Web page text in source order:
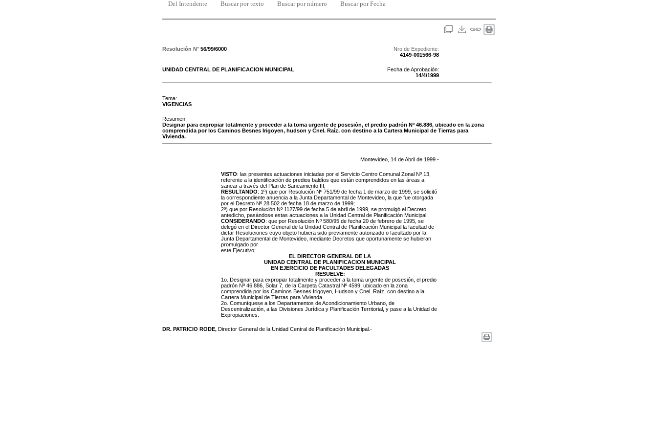
Del Intendente Buscar por texto Buscar por número Buscar por Fecha
Resolución N° 56/99/6000
Nro de Expediente:
4149-001566-98
UNIDAD CENTRAL DE PLANIFICACION MUNICIPAL
Fecha de Aprobación:
14/4/1999
Tema:
VIGENCIAS
Resumen:
Designar para expropiar totalmente y proceder a la toma urgente de posesión, el predio padrón Nº 46.886, ubicado en la zona
comprendida por los Caminos Besnes Irigoyen, hudson y Cnel. Raíz, con destino a la Cartera Municipal de Tierras para
Vivienda.
Montevideo, 14 deAbril de 1999 .-
VISTO: las presentes actuaciones iniciadas por el Servicio Centro Comunal Zonal Nº 13,
referente a la identificación de predios baldíos que están comprendidos en las áreas a
sanear a través del Plan de Saneamiento III;
RESULTANDO: 1º) que por Resolución Nº 751/99 de fecha 1 de marzo de 1999, se solicitó
la correspondiente anuencia a la Junta Departamental de Montevideo, la que fue otorgada
por el Decreto Nº 28.502 de fecha 18 de marzo de 1999;
2º) que por Resolución Nº 1127/99 de fecha 5 de abril de 1999, se promulgó el Decreto
antedicho, pasándose estas actuaciones a la Unidad Central de Planificación Municipal;
CONSIDERANDO: que por Resolución Nº 580/95 de fecha 20 de febrero de 1995, se
delegó en el Director General de la Unidad Central de Planificación Municipal la facultad de
dictar Resoluciones cuyo objeto hubiera sido previamente autorizado o facultado por la
Junta Departamental de Montevideo, mediante Decretos que oportunamente se hubieran
promulgado por
este Ejecutivo;
EL DIRECTOR GENERAL DE LA
UNIDAD CENTRAL DE PLANIFICACION MUNICIPAL
EN EJERCICIO DE FACULTADES DELEGADAS
RESUELVE:
1o. Designar para expropiar totalmente y proceder a la toma urgente de posesión, el predio
padrón Nº 46.886, Solar 7, de la Carpeta Catastral Nº 4599, ubicado en la zona
comprendida por los Caminos Besnes Irigoyen, Hudson y Cnel. Raíz, con destino a la
Cartera Municipal de Tierras para Vivienda.
2o. Comuníquese a los Departamentos de Acondicionamiento Urbano, de
Descentralización, a las Divisiones Jurídica y Planificación Territorial, y pase a la Unidad de
Expropiaciones.
DR. PATRICIO RODE, Director General de la Unidad Central de Planificación Municipal.-